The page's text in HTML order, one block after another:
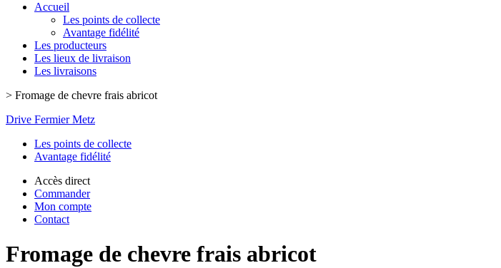
Accueil
Les points de collecte
Avantage fidélité
Les producteurs
Les lieux de livraison
Les livraisons
> Fromage de chevre frais abricot
Drive Fermier Metz
Les points de collecte
Avantage fidélité
Accès direct
Commander
Mon compte
Contact
Fromage de chevre frais abricot